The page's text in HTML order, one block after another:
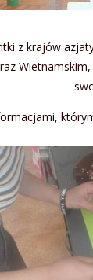
z krajów
którymi